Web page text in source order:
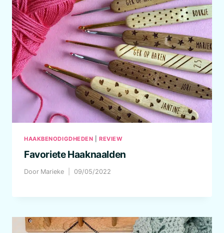
HAAKBENODIGDHEDEN |REVIEW
Favoriete Haaknaalden
Door Marieke 09/05/2022